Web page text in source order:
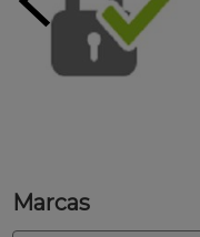
Marcas